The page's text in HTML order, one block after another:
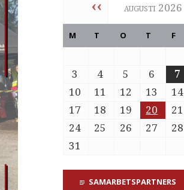
‹‹ augusti 2026
M T O T F
3
4 5 6 7
10
11 12 13 14
17
18 19 20 21
24
25 26 27 28
31
SAMARBETSPARTNERS